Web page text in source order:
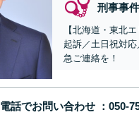
刑事事件
【北海道・東北
起訴／土日祝対
急ご連絡を！
電話でお問い合わせ